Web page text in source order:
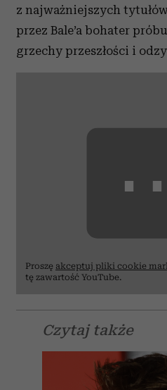
z najważniejszych
przez Bale’a bohater
grzechy przeszłości i
Proszę akceptuj pliki cookie
tę zawartość YouTube.
Czytaj także